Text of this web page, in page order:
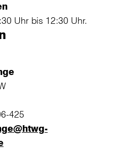
Uhr bis 12:30 Uhr.
425